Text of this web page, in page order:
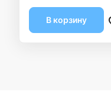
В корзину